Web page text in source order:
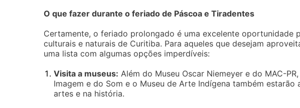
O que fazer durante o feriado de Páscoa e Tiradentes
Certamente, o feriado prolongado é uma excelente oportunidade
culturais e naturais de Curitiba. Para aqueles que desejam
uma lista com algumas opções imperdíveis:
Visita a museus: Além do Museu Oscar Niemeyer e do MAC-
Imagem e do Som e o Museu de Arte Indígena também
artes e na história.